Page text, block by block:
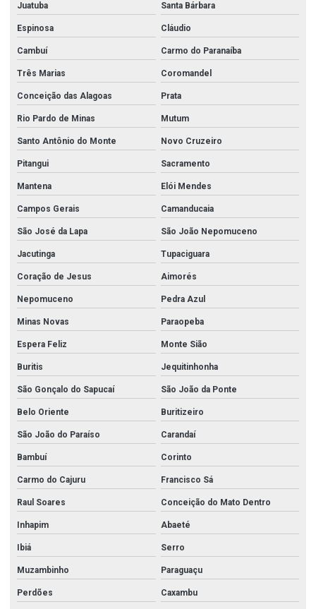
Tee aço carbono
Tipos de aço inox
Tubo de aço inox 304l
Tubo de aço inox 316
Tubo aço inox 316l
Tubo aço inox polido preço
Tubo aço inox preço
Tubo inox preço
Tubo mecanico aço inox 316
Tubo quadrado aço inox preço
Tubo retangular aço inox preço
Tubos de aço carbono a 106
Tubos de aço carbono a 53
Tubos de aço carbono api 5l
Tubos de aço carbono com costura
Tubos de aço carbono sem costura
Tubos de aço carbono din 2440
Tubos de aço carbono nbr 5580
Tubos de aço carbono nbr 5590
Tubos e conexão inox
Juatuba Santa Bárbara
Espinosa Cláudio
Cambuí Carmo do Paranaíba
Três Marias Coromandel
Conceição das Alagoas Prata
Rio Pardo de Minas Mutum
Santo Antônio do Monte Novo Cruzeiro
Pitangui Sacramento
Mantena Elói Mendes
Campos Gerais Camanducaia
São José da Lapa São João Nepomuceno
Jacutinga Tupaciguara
Coração de Jesus Aimorés
Nepomuceno Pedra Azul
Minas Novas Paraopeba
Espera Feliz Monte Sião
Buritis Jequitinhonha
São Gonçalo do Sapucaí São João da Ponte
Belo Oriente Buritizeiro
São João do Paraíso Carandaí
Bambuí Corinto
Carmo do Cajuru Francisco Sá
Raul Soares Conceição do Mato Dentro
Inhapim Abaeté
Ibiá Serro
Muzambinho Paraguaçu
Perdões Caxambu